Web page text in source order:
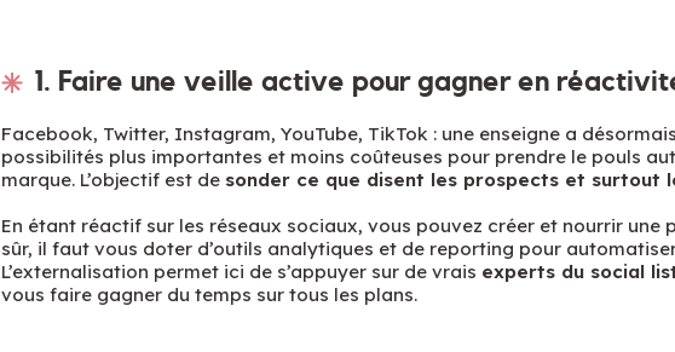
1. Faire une veille active pour gagner en
Facebook, Twitter, Instagram, YouTube, TikTok : une enseigne a
possibilités plus importantes et moins coûteuses pour prendre le pouls
marque. L’objectif est de sonder ce que disent les prospects et surtout
En étant réactif sur les réseaux sociaux, vous pouvez créer et nourrir une
sûr, il faut vous doter d’outils analytiques et de reporting pour
L’externalisation permet ici de s’appuyer sur de vrais experts du social
vous faire gagner du temps sur tous les plans.